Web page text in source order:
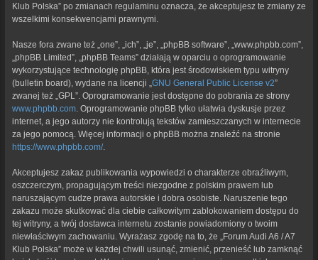
Klub Polska” po zmianach regulaminu oznacza, że akceptujesz te zmiany ze
wszelkimi konsekwencjami prawnymi.
Nasze fora zwane też „one”, „ich”, „je”, „phpBB software”, „www.phpbb.com”,
„phpBB Limited”, „phpBB Teams” działają w oparciu o oprogramowanie
wykorzystujące technologię phpBB, która jest środowiskiem typu witryny
(bulletin board), wydane na licencji „GNU General Public License v2”
zwanej też „GPL”. Oprogramowanie jest dostępne do pobrania ze strony
www.phpbb.com. Oprogramowanie phpBB tylko ułatwia dyskusje przez
internet, a jego autorzy nie kontrolują tekstów zamieszczanych w internecie
za jego pomocą. Więcej informacji o phpBB można znaleźć na stronie
https://www.phpbb.com/.
Akceptujesz zakaz publikowania wypowiedzi o charakterze obraźliwym,
oszczerczym, propagującym treści niezgodne z polskim prawem lub
naruszającym cudze prawa autorskie i dobra osobiste. Naruszenie tego
zakazu może skutkować dla ciebie całkowitym zablokowaniem dostępu do
tej witryny, a twój dostawca internetu zostanie powiadomiony o twoim
niewłaściwym zachowaniu. Wyrażasz zgodę na to, że „Forum Audi A6 / A7
Klub Polska” może w każdej chwili usunąć, zmienić, przenieść lub zamknąć